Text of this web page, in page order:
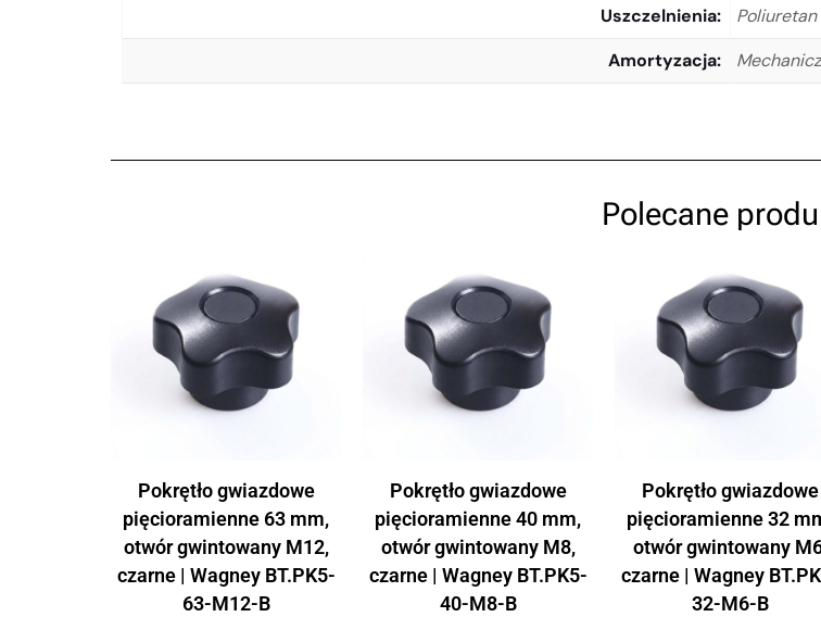
Uszczelnienia
Poliuretan
Amortyzacja
Polecane
Pokrętło gwiazdowe
pięcioramienne 63 mm,
otwór gwintowany M12,
czarne | Wagney BT.PK5-
63-M12-B
Pokrętło gwiazdowe
pięcioramienne 40 mm,
otwór gwintowany M8,
czarne | Wagney BT.PK5-
40-M8-B
Pokrętło gwiazdowe
pięcioramienne 32
otwór gwintowany
czarne | Wagney
32-M6-B